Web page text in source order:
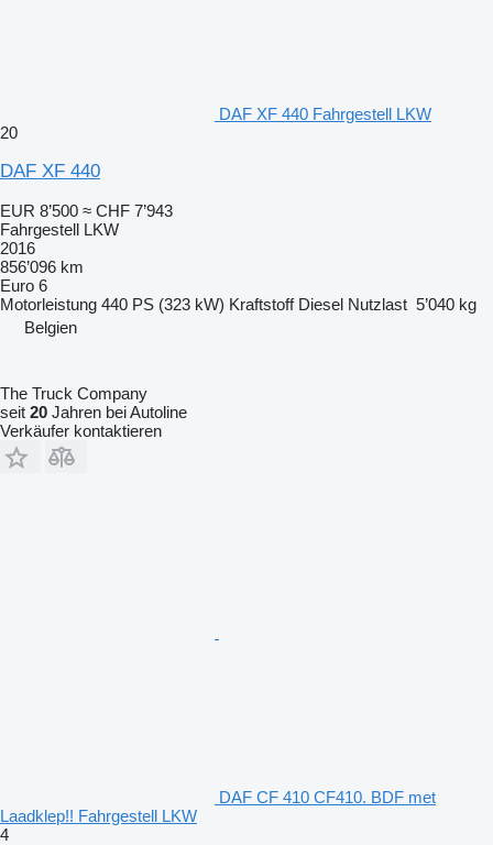
DAF XF 440 Fahrgestell LKW
20
DAF XF 440
EUR 8’500 ≈ CHF 7’943
Fahrgestell LKW
2016
856’096 km
Euro 6
Motorleistung 440 PS (323 kW) Kraftstoff Diesel Nutzlast 5’040 kg
Belgien
The Truck Company
seit 20 Jahren bei Autoline
Verkäufer kontaktieren
DAF CF 410 CF410. BDF met
Laadklep!! Fahrgestell LKW
4